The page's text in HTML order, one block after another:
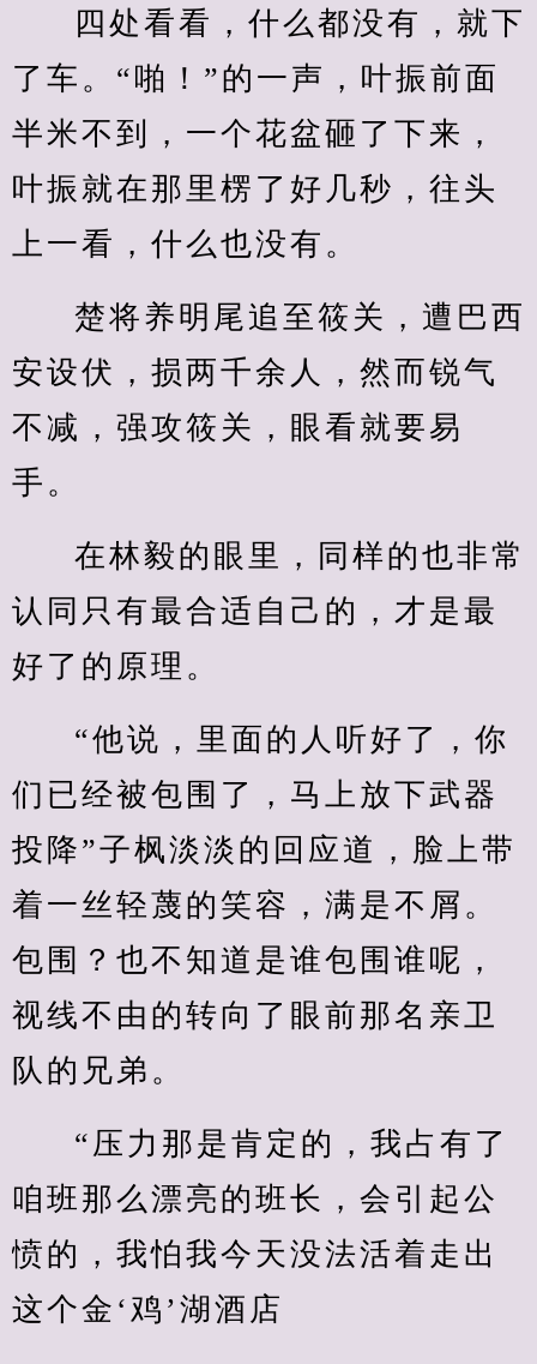
四处看看，什么都没有，就下
了车。“啪！”的一声，叶振前面
半米不到，一个花盆砸了下来，
叶振就在那里楞了好几秒，往头
上一看，什么也没有。
楚将养明尾追至筱关，遭巴西
安设伏，损两千余人，然而锐气
不减，强攻筱关，眼看就要易
手。
在林毅的眼里，同样的也非常
认同只有最合适自己的，才是最
好了的原理。
“他说，里面的人听好了，你
们已经被包围了，马上放下武器
投降”子枫淡淡的回应道，脸上带
着一丝轻蔑的笑容，满是不屑。
包围？也不知道是谁包围谁呢，
视线不由的转向了眼前那名亲卫
队的兄弟。
“压力那是肯定的，我占有了
咱班那么漂亮的班长，会引起公
愤的，我怕我今天没法活着走出
这个金‘鸡’湖酒店